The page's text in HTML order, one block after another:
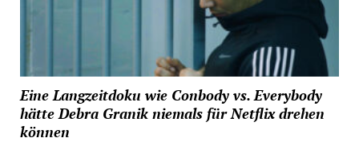
Eine Langzeitdoku wie Conbody vs. Everybody
hätte Debra Granik niemals für Netflix drehen
können